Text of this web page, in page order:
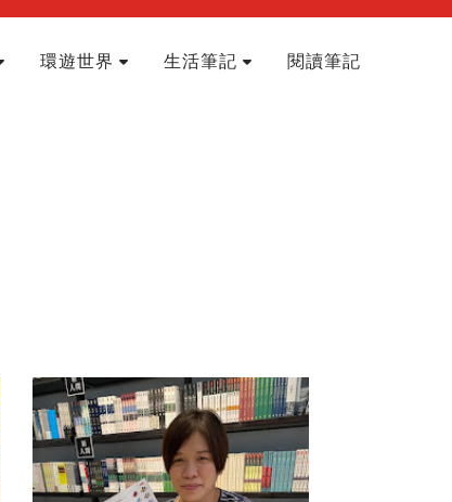
環遊世界 生活筆記
閱讀筆記